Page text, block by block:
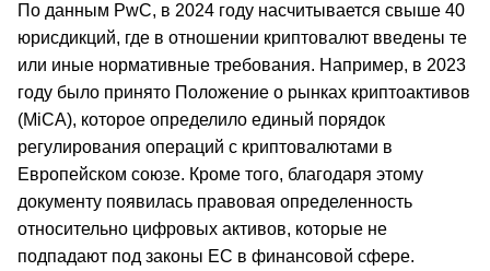
По данным PwC, в 2024 году насчитывается свыше 40
юрисдикций, где в отношении криптовалют введены те
или иные нормативные требования. Например, в 2023
году было принято Положение о рынках криптоактивов
(MiCA), которое определило единый порядок
регулирования операций с криптовалютами в
Европейском союзе. Кроме того, благодаря этому
документу появилась правовая определенность
относительно цифровых активов, которые не
подпадают под законы ЕС в финансовой сфере.